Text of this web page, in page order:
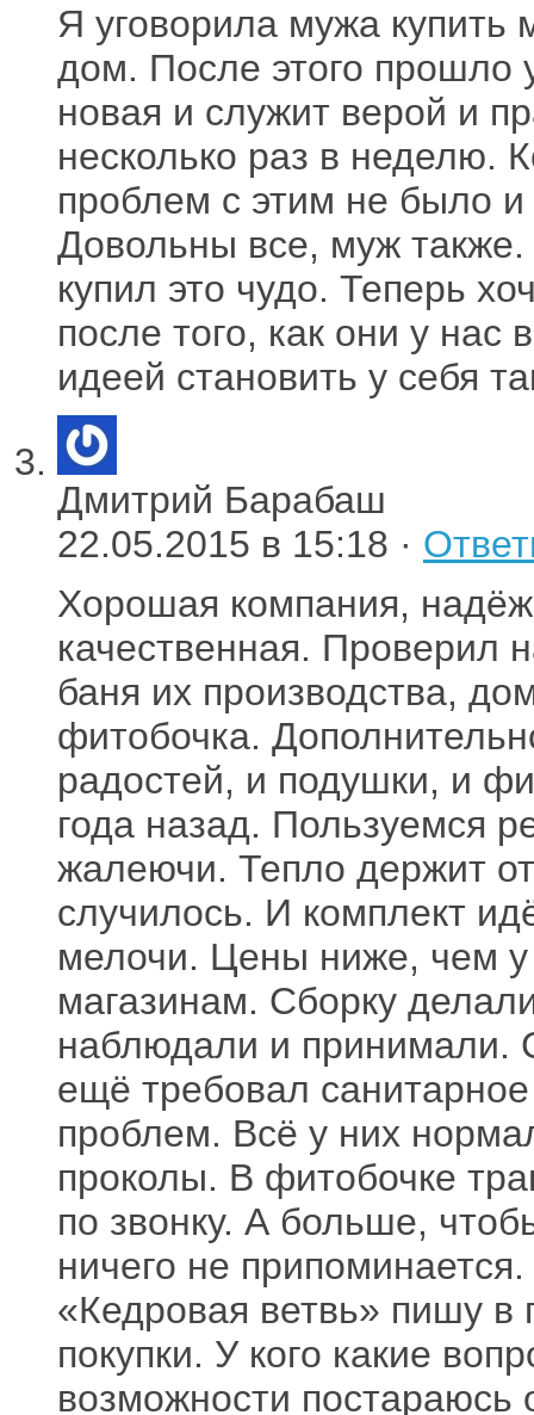
Я уговорила мужа
дом. После этого прошло
новая и служит верой и
несколько раз в неделю.
проблем с этим не было и
Довольны все, муж
купил это чудо. Теперь
после того, как они у нас
идеей становить у себя
Дмитрий Барабаш
22.05.2015 в 15:18 ·
Хорошая компания,
качественная. Проверил
баня их производства,
фитобочка.
радостей, и подушки, и
года назад. Пользуемся
жалеючи. Тепло держит
случилось. И комплект
мелочи. Цены ниже, чем у
магазинам. Сборку
наблюдали и принимали.
ещё требовал
проблем. Всё у них
проколы. В фитобочке
по звонку. А больше,
ничего не
«Кедровая ветвь» пишу в
покупки. У кого какие
возможности постараюсь